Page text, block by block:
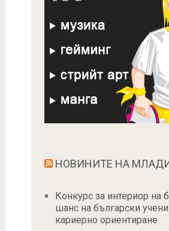
НОВИНИТЕ НА
Конкурс за интериор на
шанс на български
кариерно ориентиране